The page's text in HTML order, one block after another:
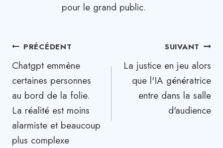
pour le grand public.
Navigation
de
l’article
PRÉCÉDENT
Chatgpt emmène
certaines personnes
au bord de la folie.
La réalité est moins
alarmiste et beaucoup
plus complexe
SUIVANT
La justice en jeu alors
que l'IA génératrice
entre dans la salle
d'audience